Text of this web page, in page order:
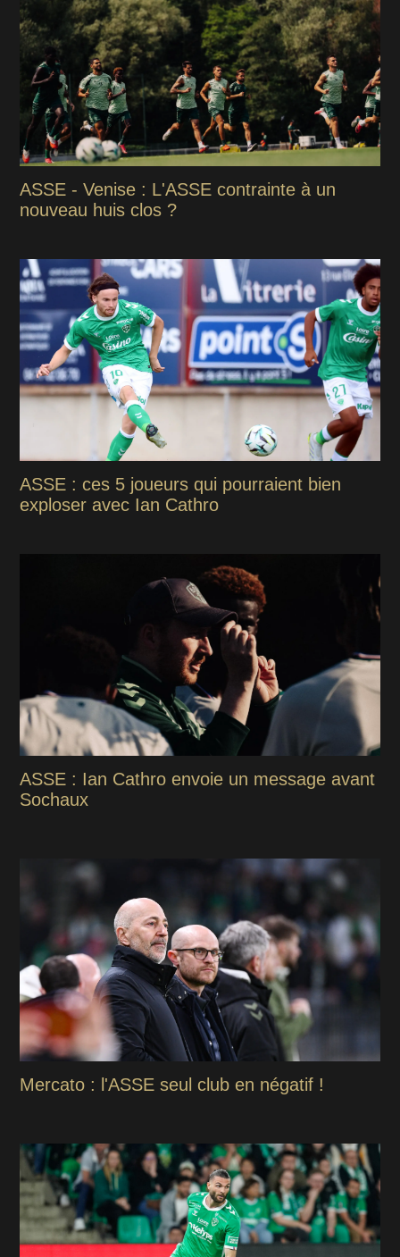
ASSE - Venise : L'ASSE contrainte à un
nouveau huis clos ?
ASSE : ces 5 joueurs qui pourraient bien
exploser avec Ian Cathro
ASSE : Ian Cathro envoie un message avant
Sochaux
Mercato : l'ASSE seul club en négatif !